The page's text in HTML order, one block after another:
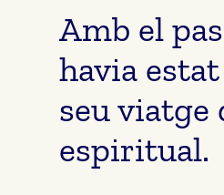
Amb el
havia
seu
espiritual.